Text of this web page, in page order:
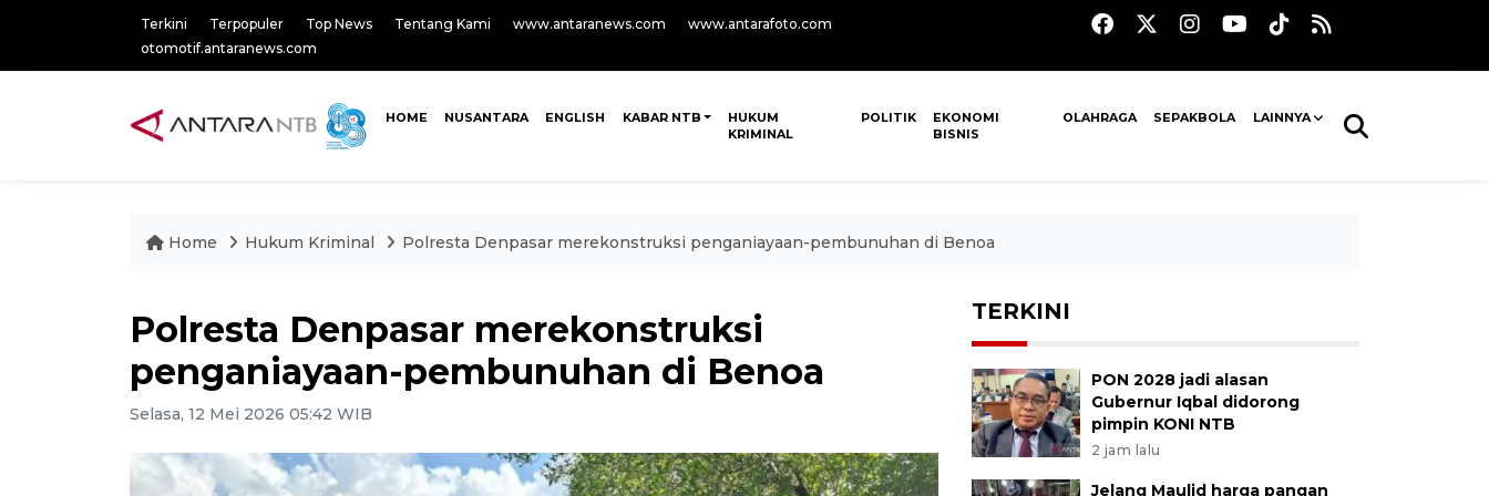
Terkini Terpopuler Top News Tentang Kami www.antaranews.com
www.antarafoto.com
otomotif.antaranews.com
HOME NUSANTARA ENGLISH KABAR NTB
HUKUM
KRIMINAL
POLITIK
EKONOMI
BISNIS
OLAHRAGA SEPAKBOLA LAINNYA
Home Hukum Kriminal Polresta Denpasar merekonstruksi penganiayaan-pembunuhan di Benoa
Polresta Denpasar merekonstruksi
penganiayaan-pembunuhan di Benoa
Selasa, 12 Mei 2026 05:42 WIB
TERKINI
PON 2028 jadi alasan
Gubernur Iqbal didorong
pimpin KONI NTB
2 jam lalu
Jelang Maulid harga pangan